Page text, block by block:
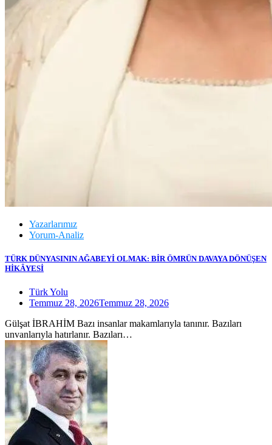
Yazarlarımız
Yorum-Analiz
TÜRK DÜNYASININ AĞABEYİ OLMAK: BİR ÖMRÜN DAVAYA DÖNÜŞEN
HİKÂYESİ
Türk Yolu
Temmuz 28, 2026Temmuz 28, 2026
Gülşat İBRAHİM Bazı insanlar makamlarıyla tanınır. Bazıları
unvanlarıyla hatırlanır. Bazıları…